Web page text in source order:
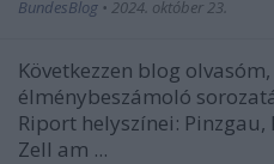
BundesBlog • 2024. október 23.
Következzen blog
élménybeszámoló
Riport helyszínei:
Zell am ...